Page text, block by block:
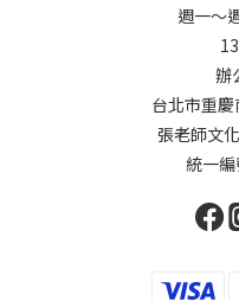
週一～
辦
台北市重
張老師文
統一